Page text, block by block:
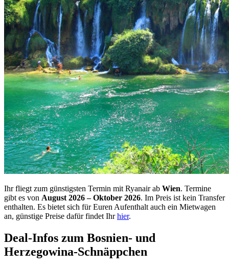
Ihr fliegt zum günstigsten Termin mit Ryanair ab Wien. Termine
gibt es von August 2026 – Oktober 2026. Im Preis ist kein Transfer
enthalten. Es bietet sich für Euren Aufenthalt auch ein Mietwagen
an, günstige Preise dafür findet Ihrhier.
Deal-Infos zum Bosnien- und
Herzegowina-Schnäppchen